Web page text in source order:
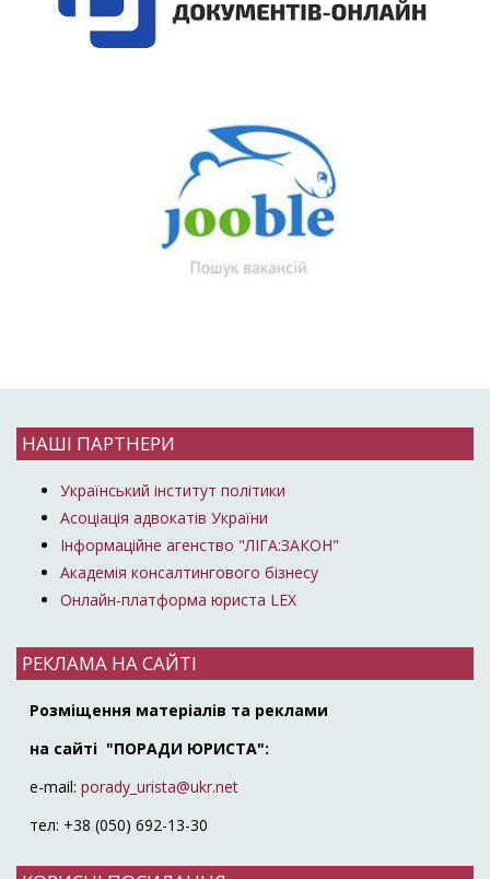
НАШІ ПАРТНЕРИ
Український інститут політики
Асоціація адвокатів України
Інформаційне агенство "ЛІГА:ЗАКОН"
Академія консалтингового бізнесу
Онлайн-платформа юриста LEX
РЕКЛАМА НА САЙТІ
Розміщення матеріалів та реклами
на сайті "ПОРАДИ ЮРИСТА":
e-mail: porady_urista@ukr.net
тел: +38 (050) 692-13-30